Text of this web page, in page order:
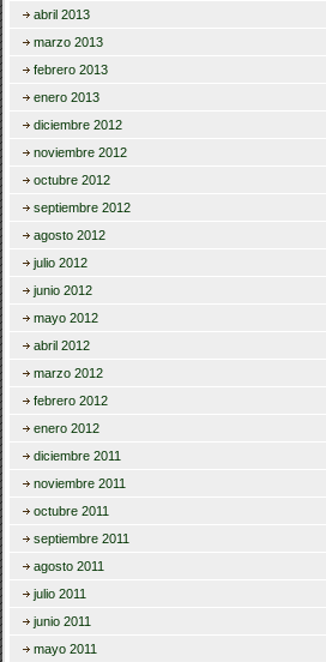
abril 2013
marzo 2013
febrero 2013
enero 2013
diciembre 2012
noviembre 2012
octubre 2012
septiembre 2012
agosto 2012
julio 2012
junio 2012
mayo 2012
abril 2012
marzo 2012
febrero 2012
enero 2012
diciembre 2011
noviembre 2011
octubre 2011
septiembre 2011
agosto 2011
julio 2011
junio 2011
mayo 2011